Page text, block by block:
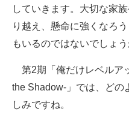
していきます。大切な家
り越え、懸命に強くなろ
もいるのではないでしょう
第2期「俺だけレベルア
the Shadow-」では、どの
しみですね。